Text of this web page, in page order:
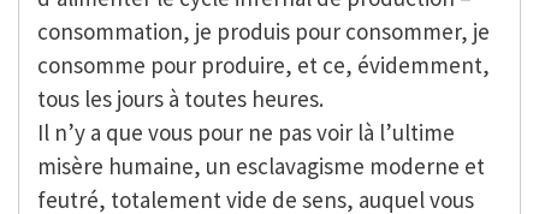
consommation, je produis pour consommer, je
consomme pour produire, et ce, évidemment,
tous les jours à toutes heures.
Il n’y a que vous pour ne pas voir là l’ultime
misère humaine, un esclavagisme moderne et
feutré, totalement vide de sens, auquel vous